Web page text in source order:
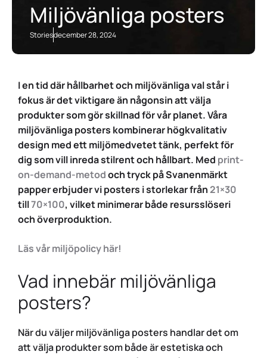
Miljövänliga posters
Storiesdecember 28, 2024
I en tid där hållbarhet och miljövänliga val står i
fokus är det viktigare än någonsin att välja
produkter som gör skillnad för vår planet. Våra
miljövänliga posters kombinerar högkvalitativ
design med ett miljömedvetet tänk, perfekt för
dig som vill inreda stilrent och hållbart. Med print-
on-demand-metodoch tryck på Svanenmärkt
papper erbjuder vi posters i storlekar från21×30
till70×100, vilket minimerar både resursslöseri
och överproduktion.
Läs vår miljöpolicy här!
Vad innebär miljövänliga
posters?
När du väljer miljövänliga posters handlar det om
att välja produkter som både är estetiska och